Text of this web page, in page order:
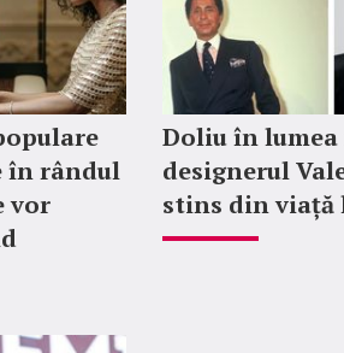
în rândul
vor
Doliu în lumea
designerul
stins din viață